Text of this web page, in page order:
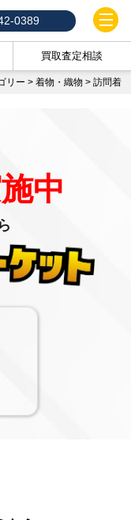
0389
買取査定相談
リー > 着物・織物 > 訪問着
中